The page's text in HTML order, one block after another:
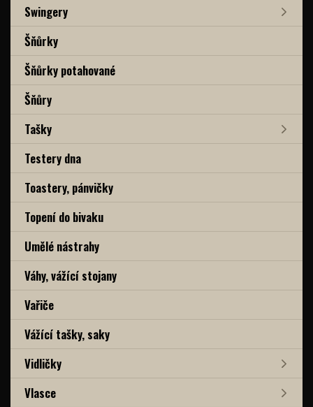
Swingery
Šňůrky
Šňůrky potahované
Šňůry
Tašky
Testery dna
Toastery, pánvičky
Topení do bivaku
Umělé nástrahy
Váhy, vážící stojany
Vařiče
Vážící tašky, saky
Vidličky
Vlasce